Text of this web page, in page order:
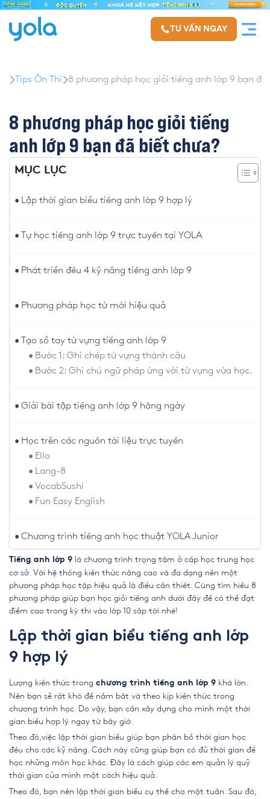
TƯ VẤN NGAY
Tips Ôn Thi 8 phương pháp học giỏi tiếng anh lớp 9 bạn đã
8 phương pháp học giỏi tiếng
anh lớp 9 bạn đã biết chưa?
MỤC LỤC
Lập thời gian biểu tiếng anh lớp 9 hợp lý
Tự học tiếng anh lớp 9 trực tuyến tại YOLA
Phát triển đều 4 kỹ năng tiếng anh lớp 9
Phương pháp học từ mới hiệu quả
Tạo sổ tay từ vựng tiếng anh lớp 9
Bước 1: Ghi chép từ vựng thành câu
Bước 2: Ghi chú ngữ pháp ứng với từ vựng vừa học.
Giải bài tập tiếng anh lớp 9 hằng ngày
Học trên các nguồn tài liệu trực tuyến
Ello
Lang-8
VocabSushi
Fun Easy English
Chương trình tiếng anh học thuật YOLA Junior
Tiếng anh lớp 9 là chương trình trọng tâm ở cấp học trung học
cơ sở. Với hệ thống kiến thức nâng cao và đa dạng nên một
phương pháp học tập hiệu quả là điều cần thiết. Cùng tìm hiểu 8
phương pháp giúp bạn học giỏi tiếng anh dưới đây để có thể đạt
điểm cao trong kỳ thi vào lớp 10 sắp tới nhé!
Lập thời gian biểu tiếng anh lớp
9 hợp lý
Lượng kiến thức trong chương trình tiếng anh lớp 9 khá lớn.
Nên bạn sẽ rất khó để nắm bắt và theo kịp kiến thức trong
chương trình học. Do vậy, bạn cần xây dựng cho mình một thời
gian biểu hợp lý ngay từ bây giờ.
Theo đó,việc lập thời gian biểu giúp bạn phân bổ thời gian học
đều cho các kỹ năng. Cách này cũng giúp bạn có đủ thời gian để
học những môn học khác. Đây là cách giúp các em quản lý quỹ
thời gian của mình một cách hiệu quả.
Theo đó, bạn nên lập thời gian biểu cụ thể cho một tuần. Sau đó,